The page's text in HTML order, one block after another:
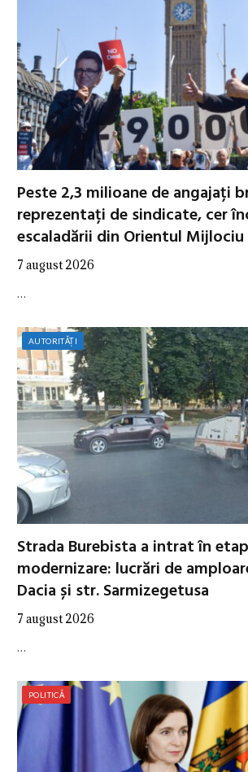
Peste 2,3 milioane de angajați
reprezentați de sindicate, cer
escaladării din Orientul Mijlociu
7 august 2026
…
AUTORITĂȚI
Strada Burebista a intrat în
modernizare: lucrări de
Dacia și str. Sarmizegetusa
7 august 2026
…
POLITICĂ